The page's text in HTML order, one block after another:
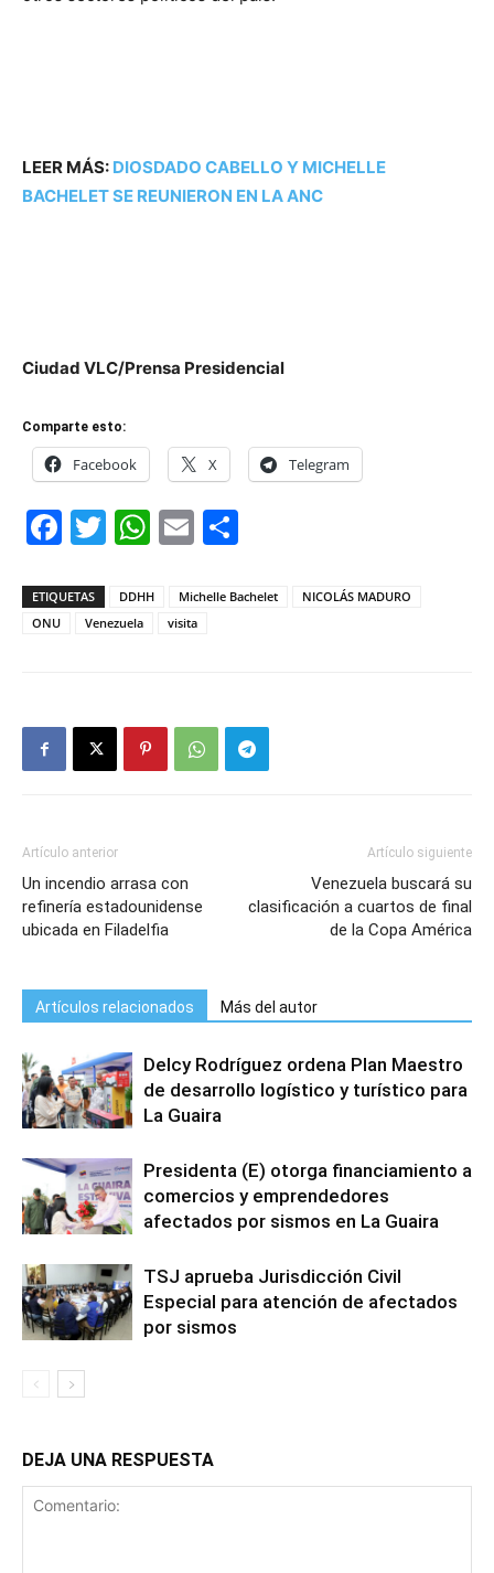
LEER MÁS: DIOSDADO CABELLO Y MICHELLE
BACHELET SE REUNIERON EN LA ANC
Ciudad VLC/Prensa Presidencial
Comparte esto:
Facebook X Telegram
Facebook
Twitter
WhatsApp
Email
ETIQUETAS DDHH Michelle Bachelet
NICOLÁS MADURO
ONU
Venezuela visita
Artículo anterior
Un incendio arrasa con
refinería estadounidense
ubicada en Filadelfia
Artículo siguiente
Venezuela buscará su
clasificación a cuartos de final
de la Copa América
Artículos relacionados Más del autor
Delcy Rodríguez ordena Plan Maestro
de desarrollo logístico y turístico para
La Guaira
Presidenta (E) otorga financiamiento a
comercios y emprendedores
afectados por sismos en La Guaira
TSJ aprueba Jurisdicción Civil
Especial para atención de afectados
por sismos
DEJA UNA RESPUESTA